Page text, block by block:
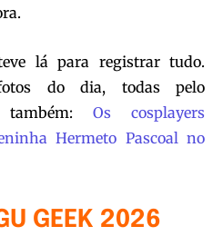
lá para registrar tudo.
do dia, todas pelo
Os cosplayers
Hermeto Pascoal no
GEEK 2026